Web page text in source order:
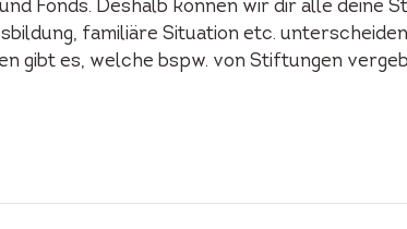
Fonds. Deshalb können wir dir alle deine
familiäre Situation etc.
gibt es, welche bspw. von Stiftungen